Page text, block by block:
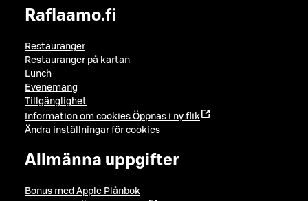
Raflaamo.fi
Restauranger
Restauranger på kartan
Lunch
Evenemang
Tillgänglighet
Information om cookies Öppnas i ny flik
Ändra inställningar för cookies
Allmänna uppgifter
Bonus med Apple Plånbok